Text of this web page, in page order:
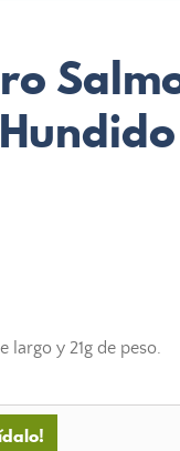
largo y 21g de peso.